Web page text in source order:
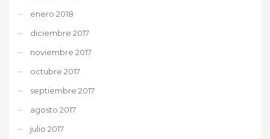
enero 2018
diciembre 2017
noviembre 2017
octubre 2017
septiembre 2017
agosto 2017
julio 2017